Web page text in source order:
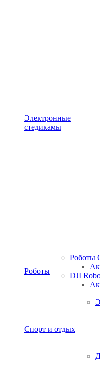
Электронные
стедикамы
Роботы
Роботы
DJI
Спорт и отдых